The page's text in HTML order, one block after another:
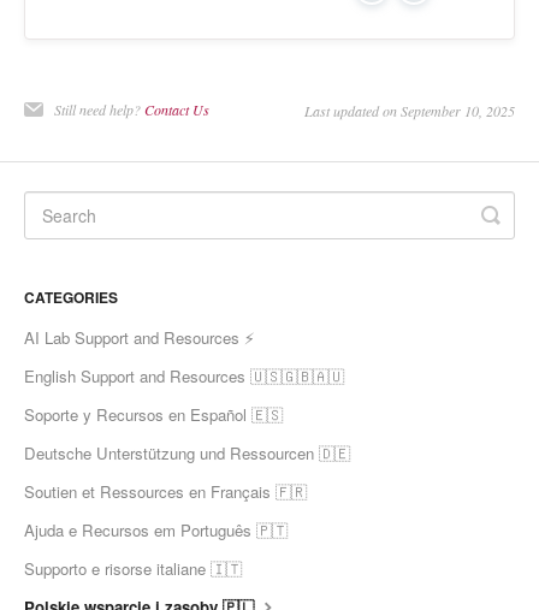
Still need help?Contact Us Last updated on September 10, 2025
CATEGORIES
AI Lab Support and Resources ⚡
English Support and Resources 🇺🇸🇬🇧🇦🇺
Soporte y Recursos en Español 🇪🇸
Deutsche Unterstützung und Ressourcen 🇩🇪
Soutien et Ressources en Français 🇫🇷
Ajuda e Recursos em Português 🇵🇹
Supporto e risorse italiane 🇮🇹